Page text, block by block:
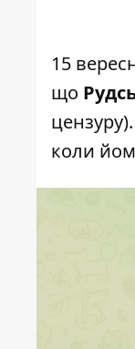
15
що
коли